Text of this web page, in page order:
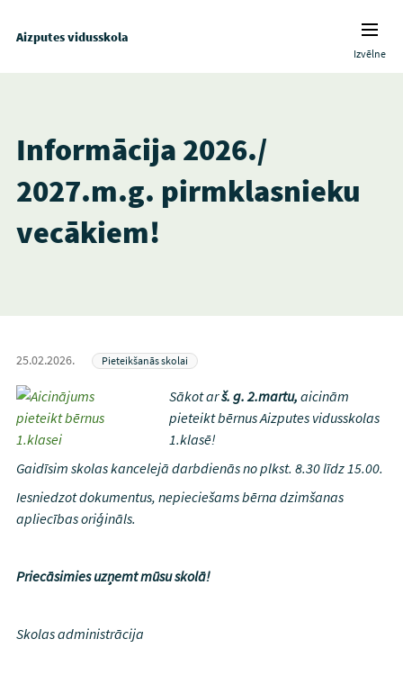
Aizputes vidusskola
Izvēlne
Informācija 2026./
2027.m.g. pirmklasnieku
vecākiem!
25.02.2026. Pieteikšanās skolai
Sākot arš. g. 2.martu, aicinām
pieteikt bērnus Aizputes vidusskolas
1.klasē!
Gaidīsim skolas kancelejā darbdienās no plkst. 8.30 līdz 15.00.
Iesniedzot dokumentus, nepieciešams bērna dzimšanas
apliecības oriģināls.
Priecāsimies uzņemt mūsu skolā!
Skolas administrācija